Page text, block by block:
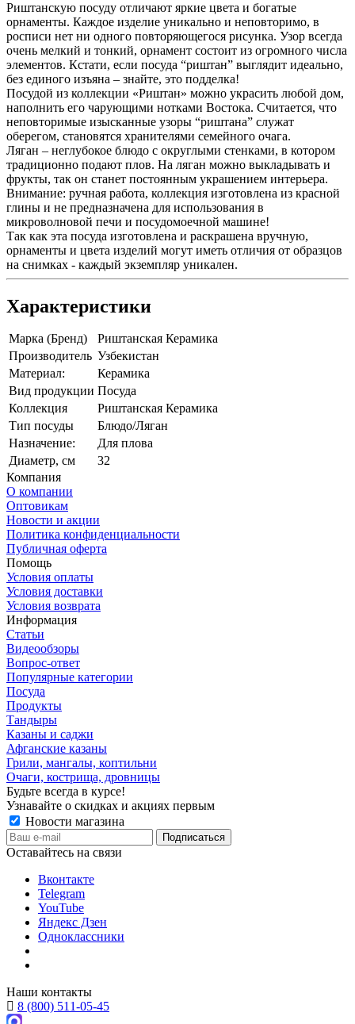
Риштанскую посуду отличают яркие цвета и богатые
орнаменты. Каждое изделие уникально и неповторимо, в
росписи нет ни одного повторяющегося рисунка. Узор всегда
очень мелкий и тонкий, орнамент состоит из огромного числа
элементов. Кстати, если посуда “риштан” выглядит идеально,
без единого изъяна – знайте, это подделка!
Посудой из коллекции «Риштан» можно украсить любой дом,
наполнить его чарующими нотками Востока. Считается, что
неповторимые изысканные узоры “риштана” служат
оберегом, становятся хранителями семейного очага.
Ляган – неглубокое блюдо с округлыми стенками, в котором
традиционно подают плов. На ляган можно выкладывать и
фрукты, так он станет постоянным украшением интерьера.
Внимание: ручная работа, коллекция изготовлена из красной
глины и не предназначена для использования в
микроволновой печи и посудомоечной машине!
Так как эта посуда изготовлена и раскрашена вручную,
орнаменты и цвета изделий могут иметь отличия от образцов
на снимках - каждый экземпляр уникален.
Характеристики
Марка (Бренд)
Риштанская Керамика
Производитель Узбекистан
Материал:
Керамика
Вид продукции Посуда
Коллекция
Риштанская Керамика
Тип посуды
Блюдо/Ляган
Назначение:
Для плова
Диаметр, см
32
Компания
О компании
Оптовикам
Новости и акции
Политика конфиденциальности
Публичная оферта
Помощь
Условия оплаты
Условия доставки
Условия возврата
Информация
Статьи
Видеообзоры
Вопрос-ответ
Популярные категории
Посуда
Продукты
Тандыры
Казаны и саджи
Афганские казаны
Грили, мангалы, коптильни
Очаги, кострища, дровницы
Будьте всегда в курсе!
Узнавайте о скидках и акциях первым
Новости магазина
Оставайтесь на связи
Вконтакте
Telegram
YouTube
Яндекс Дзен
Одноклассники
Наши контакты
8 (800) 511-05-45